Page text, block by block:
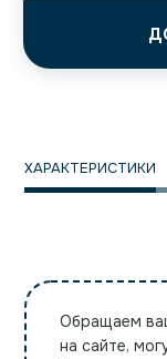
ХАРАКТЕРИСТИКИ
Обращаем
на сайте,